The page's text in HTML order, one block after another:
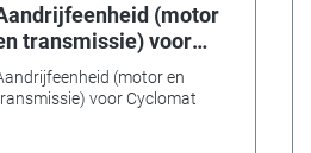
(motor
transmissie) voor
(motor en
voor Cyclomat